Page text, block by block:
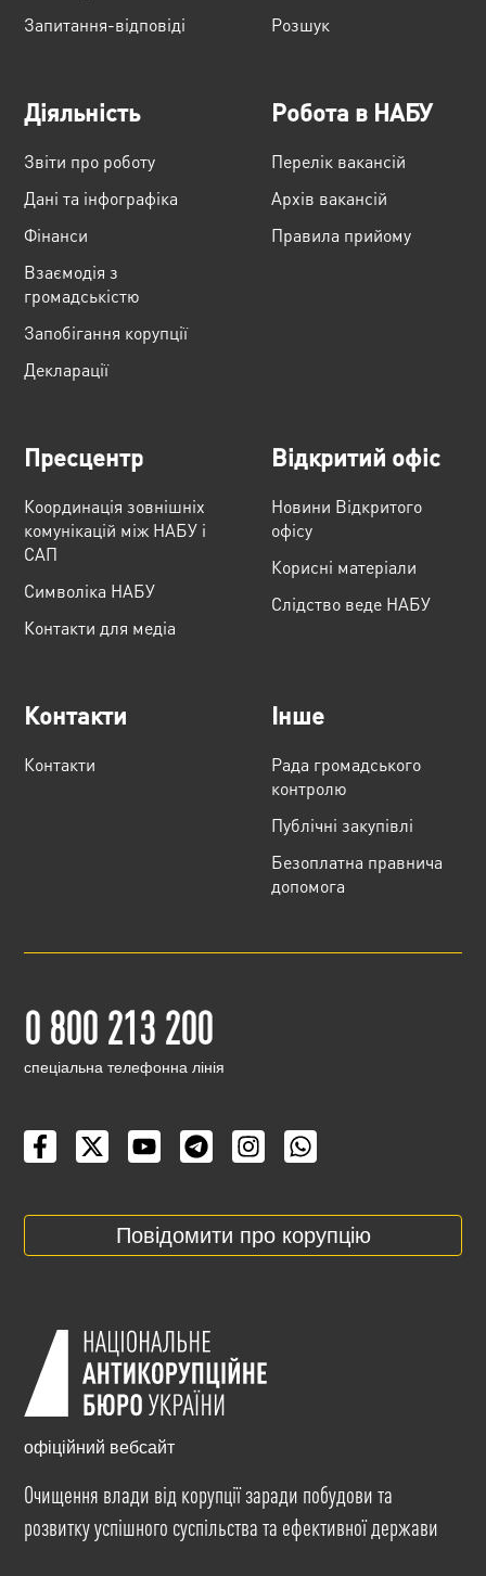
Запитання-відповіді
Розшук
Діяльність
Звіти про роботу
Дані та інфографіка
Фінанси
Взаємодія з
громадськістю
Запобігання корупції
Декларації
Робота в НАБУ
Перелік вакансій
Архів вакансій
Правила прийому
Пресцентр
Координація зовнішніх
комунікацій між НАБУ і
САП
Cимволіка НАБУ
Контакти для медіа
Відкритий офіс
Новини Відкритого
офісу
Корисні матеріали
Слідство веде НАБУ
Контакти
Контакти
Інше
Рада громадського
контролю
Публічні закупівлі
Безоплатна правнича
допомога
0 800 213 200
cпеціальна телефонна лінія
Повідомити про корупцію
офіційний вебсайт
Очищення влади від корупції заради побудови та
розвитку успішного суспільства та ефективної держави